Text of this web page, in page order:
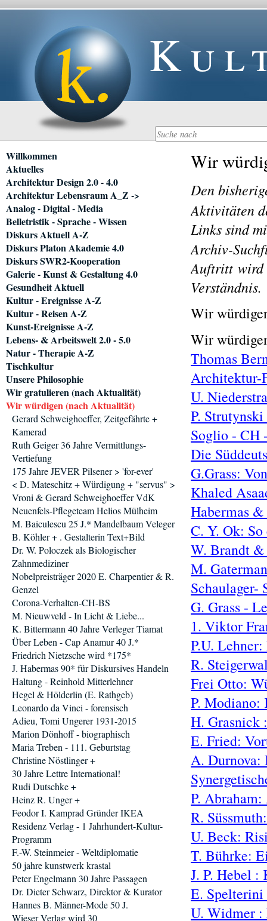
Wir
Den
Aktivitäten
Links sind
Archiv-
Auftritt wird
Verständnis.
Wir
Wir
Thomas
Architektur-
U.
P.
Soglio - CH
Die
G.Grass:
Khaled
Habermas
C. Y. Ok:
W. Brandt
M.
Schaulager-
G. Grass -
1. Viktor
P.U.
R.
Frei Otto:
P. Modiano:
H. Grasnick
E. Fried:
A. Durnova:
P.
R.
U. Beck:
T. Bührke:
J. P. Hebel :
E.
U. Widmer
Navigation
überspringen
Willkommen
Aktuelles
Architektur Design 2.0 - 4.0
Architektur Lebensraum A_Z ->
Analog - Digital - Media
Belletristik - Sprache - Wissen
Diskurs Aktuell A-Z
Diskurs Platon Akademie 4.0
Diskurs SWR2-Kooperation
Galerie - Kunst & Gestaltung 4.0
Gesundheit Aktuell
Kultur - Ereignisse A-Z
Kultur - Reisen A-Z
Kunst-Ereignisse A-Z
Lebens- & Arbeitswelt 2.0 - 5.0
Natur - Therapie A-Z
Tischkultur
Unsere Philosophie
Wir gratulieren (nach Aktualität)
Wir würdigen (nach Aktualität)
Gerard Schweighoeffer, Zeitgefährte +
Kamerad
Ruth Geiger 36 Jahre Vermittlungs-
Vertiefung
175 Jahre JEVER Pilsener > 'for-ever'
< D. Mateschitz + Würdigung + "servus" >
Vroni & Gerard Schweighoeffer VdK
Neuenfels-Pflegeteam Helios Mülheim
M. Baiculescu 25 J.* Mandelbaum Veleger
B. Köhler + . Gestalterin Text+Bild
Dr. W. Poloczek als Biologischer
Zahnmediziner
Nobelpreisträger 2020 E. Charpentier & R.
Genzel
Corona-Verhalten-CH-BS
M. Nieuwveld - In Licht & Liebe...
K. Bittermann 40 Jahre Verleger Tiamat
Über Leben - Cap Anamur 40 J.*
Friedrich Nietzsche wird *175*
J. Habermas 90* für Diskursives Handeln
Haltung - Reinhold Mitterlehner
Hegel & Hölderlin (E. Rathgeb)
Leonardo da Vinci - forensisch
Adieu, Tomi Ungerer 1931-2015
Marion Dönhoff - biographisch
Maria Treben - 111. Geburtstag
Christine Nöstlinger +
30 Jahre Lettre International!
Rudi Dutschke +
Heinz R. Unger +
Feodor I. Kamprad Gründer IKEA
Residenz Verlag - 1 Jahrhundert-Kultur-
Programm
F.-W. Steinmeier - Weltdiplomatie
50 jahre kunstwerk krastal
Peter Engelmann 30 Jahre Passagen
Dr. Dieter Schwarz, Direktor & Kurator
Hannes B. Männer-Mode 50 J.
Wieser Verlag wird 30